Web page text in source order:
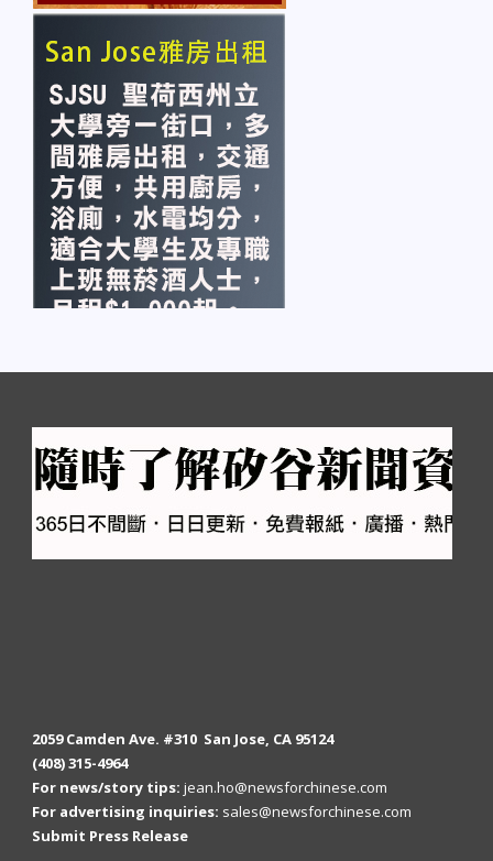
2059 Camden Ave. #310 San Jose, CA 95124
(408) 315-4964
For news/story tips: jean.ho@newsforchinese.com
For advertising inquiries: sales@newsforchinese.com
Submit Press Release